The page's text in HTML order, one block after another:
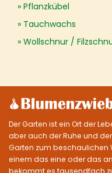
Pflanzkübel
Tauchwachs
Wollschnur /
Der Garten ist ein Ort der
aber auch der Ruhe und
Garten zum beschaulichen
einem das eine oder das
bekommt es tausendfach